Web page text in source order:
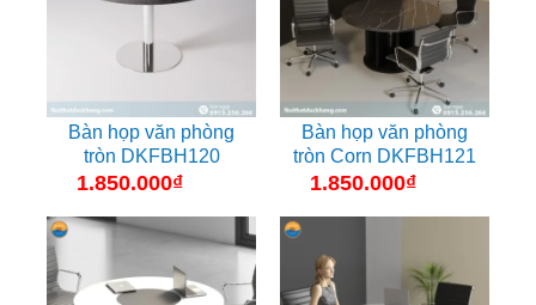
Bàn họp văn phòng
tròn DKFBH120
1.850.000₫
Bàn họp văn phòng
tròn Corn DKFBH121
1.850.000₫